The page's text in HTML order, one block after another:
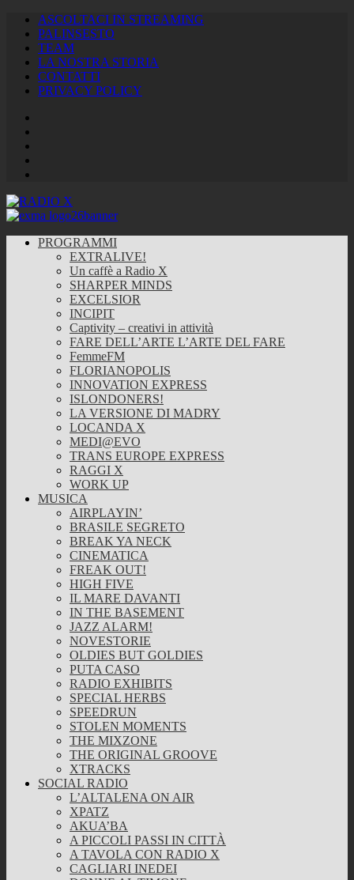
ASCOLTACI IN STREAMING
PALINSESTO
TEAM
LA NOSTRA STORIA
CONTATTI
PRIVACY POLICY
PROGRAMMI
EXTRALIVE!
Un caffè a Radio X
SHARPER MINDS
EXCELSIOR
INCIPIT
Captivity – creativi in attività
FARE DELL’ARTE L’ARTE DEL FARE
FemmeFM
FLORIANOPOLIS
INNOVATION EXPRESS
ISLONDONERS!
LA VERSIONE DI MADRY
LOCANDA X
MEDI@EVO
TRANS EUROPE EXPRESS
RAGGI X
WORK UP
MUSICA
AIRPLAYIN’
BRASILE SEGRETO
BREAK YA NECK
CINEMATICA
FREAK OUT!
HIGH FIVE
IL MARE DAVANTI
IN THE BASEMENT
JAZZ ALARM!
NOVESTORIE
OLDIES BUT GOLDIES
PUTA CASO
RADIO EXHIBITS
SPECIAL HERBS
SPEEDRUN
STOLEN MOMENTS
THE MIXZONE
THE ORIGINAL GROOVE
XTRACKS
SOCIAL RADIO
L’ALTALENA ON AIR
XPATZ
AKUA’BA
A PICCOLI PASSI IN CITTÀ
A TAVOLA CON RADIO X
CAGLIARI INEDEI